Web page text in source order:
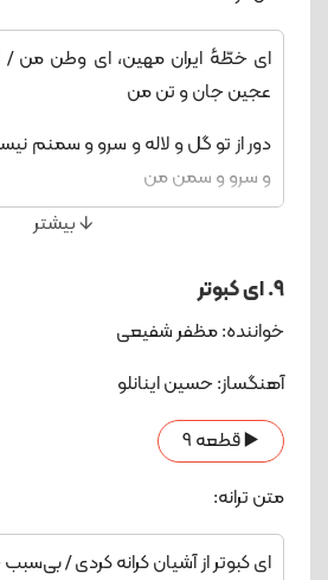
ای خطّهٔ ایران مهین‌، ای وطن من /
عجین جان و تن من
دور از تو گل و لاله و سرو و سمنم
و سرو و سمن من
تا هست کنار تو پر از لشکر دشمن /
کفن من
و امروز همی‌گویم با محنت بسیار /
وطن من
🡫 بیشتر
9. ای کبوتر
خواننده: مظفر شفیعی
آهنگساز: حسین اینانلو
▶️ قطعه 9
متن ترانه:
ای کبوتر از آشیان کرانه کردی /